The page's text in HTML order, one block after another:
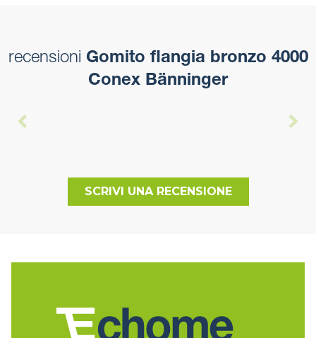
recensioni Gomito flangia bronzo 4000
Conex Bänninger
SCRIVI UNA RECENSIONE